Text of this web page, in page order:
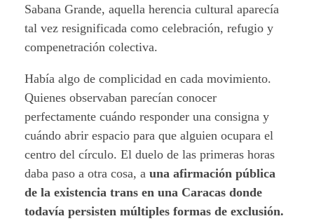
Sabana Grande, aquella herencia cultural aparecía
tal vez resignificada como celebración, refugio y
compenetración colectiva.
Había algo de complicidad en cada movimiento.
Quienes observaban parecían conocer
perfectamente cuándo responder una consigna y
cuándo abrir espacio para que alguien ocupara el
centro del círculo. El duelo de las primeras horas
daba paso a otra cosa, a una afirmación pública
de la existencia trans en una Caracas donde
todavía persisten múltiples formas de exclusión.